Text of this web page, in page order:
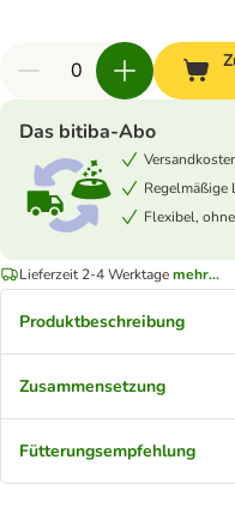
Das bitiba-Abo
Regelmäßige
Flexibel,
Lieferzeit 2-4 Werktagemehr...
Produktbeschreibung
Zusammensetzung
Fütterungsempfehlung